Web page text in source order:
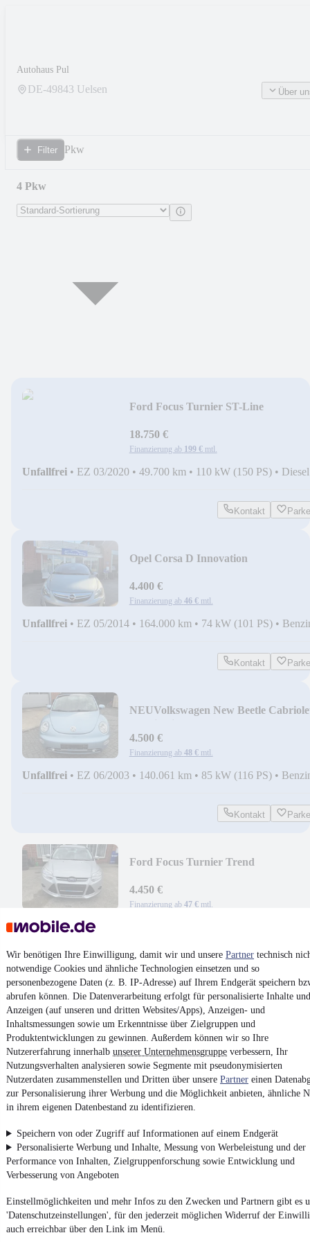
Wir benötigen Ihre Einwilligung, damit wir und unsere Partner technisch
notwendige Cookies und ähnliche Technologien einsetzen und so
personenbezogene Daten (z. B. IP-Adresse) auf Ihrem Endgerät speichern
abrufen können. Die Datenverarbeitung erfolgt für personalisierte Inhalte und
Anzeigen (auf unseren und dritten Websites/Apps), Anzeigen- und
Inhaltsmessungen sowie um Erkenntnisse über Zielgruppen und
Produktentwicklungen zu gewinnen. Außerdem können wir so Ihre
Nutzererfahrung innerhalb unserer Unternehmensgruppe verbessern, Ihr
Nutzungsverhalten analysieren sowie Segmente mit pseudonymisierten
Nutzerdaten zusammenstellen und Dritten über unsere Partner einen
zur Personalisierung ihrer Werbung und die Möglichkeit anbieten, ähnliche
in ihrem eigenen Datenbestand zu identifizieren.
Speichern von oder Zugriff auf Informationen auf einem Endgerät
Personalisierte Werbung und Inhalte, Messung von Werbeleistung und der
Performance von Inhalten, Zielgruppenforschung sowie Entwicklung und
Verbesserung von Angeboten
Einstellmöglichkeiten und mehr Infos zu den Zwecken und Partnern gibt es
'Datenschutzeinstellungen', für den jederzeit möglichen Widerruf der
auch erreichbar über den Link im Menü.
Autohaus Pul
DE-49843 Uelsen Über
Filter Pkw
4 Pkw
Ford Focus Turnier ST-Line
18.750 €
Finanzierung ab 199 € mtl.
Unfallfrei • EZ 03/2020 • 49.700 km • 110 kW (150 PS) • Diesel
Kontakt
Opel Corsa D Innovation
4.400 €
Finanzierung ab 46 € mtl.
Unfallfrei • EZ 05/2014 • 164.000 km • 74 kW (101 PS) •
Kontakt
NEUVolkswagen New Beetle
4.500 €
Finanzierung ab 48 € mtl.
Unfallfrei • EZ 06/2003 • 140.061 km • 85 kW (116 PS) •
Kontakt
Ford Focus Turnier Trend
4.450 €
Finanzierung ab 47 € mtl.
Unfallfrei•EZ 05/2014
Kontakt
¹MwSt. ausweisbar
Nutze mobile.de schnell und einfach
App installieren
Impressum
AGB
Vertrag widerrufen
Datenschutz
Datenschutzeinstellungen